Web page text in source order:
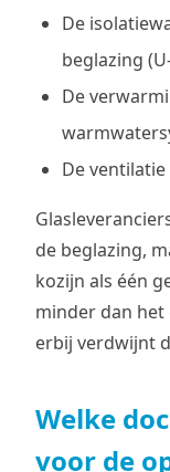
De
beglazing
De
De
de beglazing,
kozijn als één
minder dan het
erbij verdwijnt
Welke
voor de